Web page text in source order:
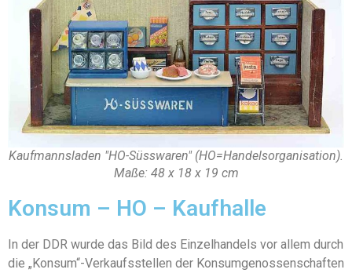
Kaufmannsladen "HO-Süsswaren" (HO=Handelsorganisation).
Maße: 48 x 18 x 19 cm
Konsum – HO – Kaufhalle
In der DDR wurde das Bild des Einzelhandels vor allem durch
die „Konsum“-Verkaufsstellen der Konsumgenossenschaften